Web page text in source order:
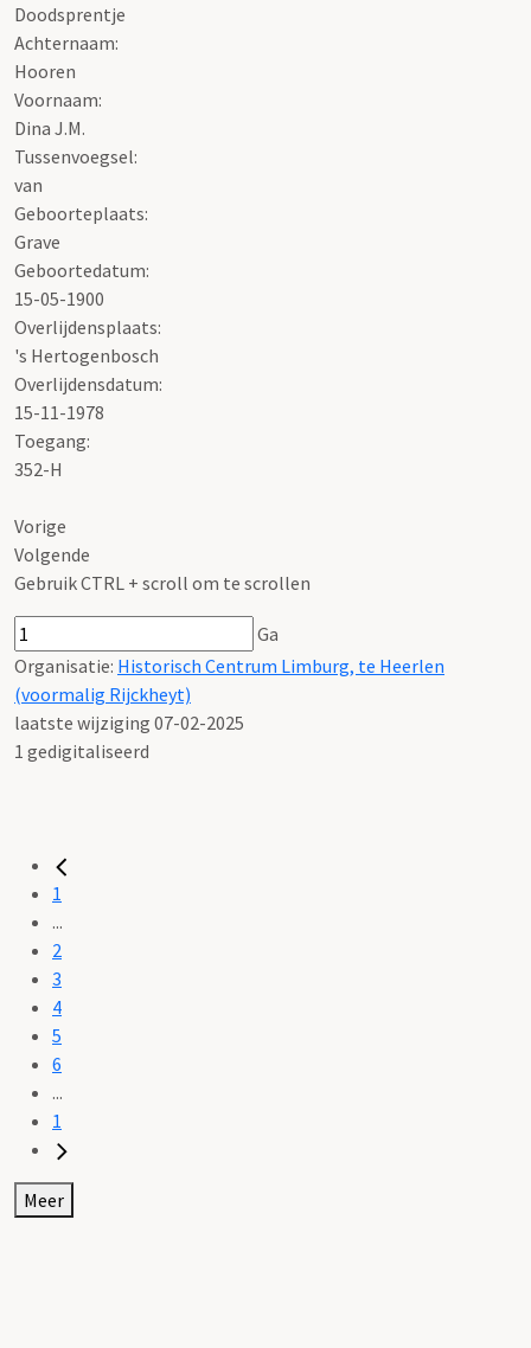
Doodsprentje
Achternaam:
Hooren
Voornaam:
Dina J.M.
Tussenvoegsel:
van
Geboorteplaats:
Grave
Geboortedatum:
15-05-1900
Overlijdensplaats:
's Hertogenbosch
Overlijdensdatum:
15-11-1978
Toegang:
352-H
Vorige
Volgende
Gebruik CTRL + scroll om te scrollen
Ga
Organisatie: Historisch Centrum Limburg, te Heerlen
(voormalig Rijckheyt)
laatste wijziging 07-02-2025
1 gedigitaliseerd
1
...
2
3
4
5
6
...
1
Meer